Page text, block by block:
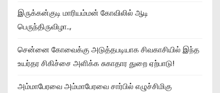
இருக்கன்குடி மாரியம்மன் கோவிலில் ஆடி
பெருந்திருவிழா..,
சென்னை கோவைக்கு அடுத்தபடியாக சிவகாசியில் இந்த
உயர்தர சிகிச்சை அளிக்க சுகாதார துறை ஏற்பாடு!
அம்மாபேரவை அம்மாபேரவை சார்பில் எழுச்சிமிகு